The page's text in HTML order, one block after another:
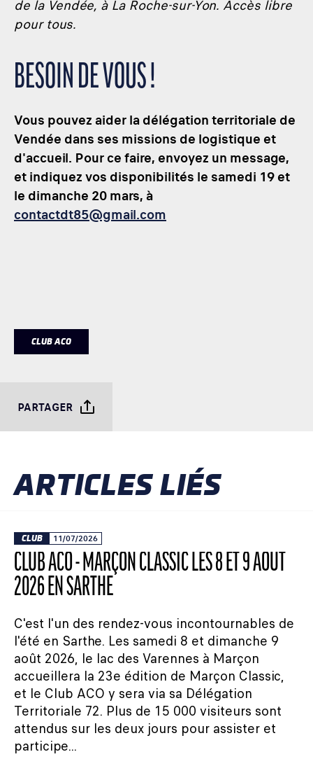
de la Vendée, à La Roche-sur-Yon. Accès libre
pour tous.
BESOIN DE VOUS !
Vous pouvez aider la délégation territoriale de
Vendée dans ses missions de logistique et
d'accueil. Pour ce faire, envoyez un message,
et indiquez vos disponibilités le samedi 19 et
le dimanche 20 mars, à
contactdt85@gmail.com
CLUB ACO
PARTAGER
ARTICLES LIÉS
CLUB 11/07/2026
CLUB ACO - MARÇON CLASSIC LES 8 ET 9 AOÛT
2026 EN SARTHE
C'est l'un des rendez-vous incontournables de
l'été en Sarthe. Les samedi 8 et dimanche 9
août 2026, le lac des Varennes à Marçon
accueillera la 23e édition de Marçon Classic,
et le Club ACO y sera via sa Délégation
Territoriale 72. Plus de 15 000 visiteurs sont
attendus sur les deux jours pour assister et
participe...